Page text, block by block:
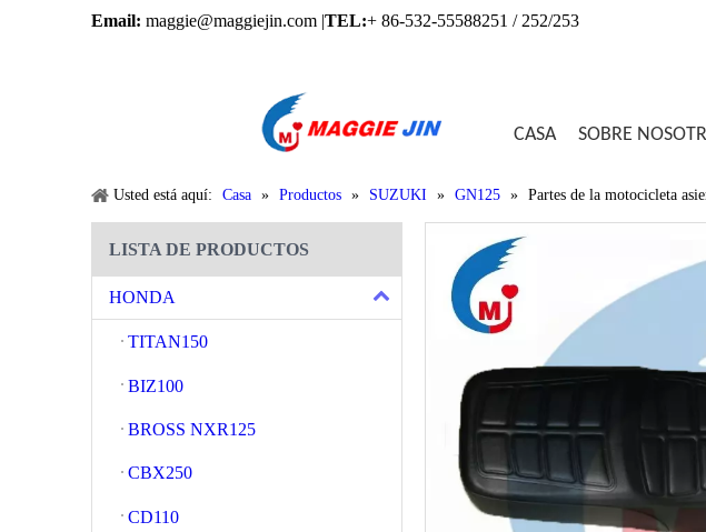
Email: maggie@maggiejin.com |TEL:+ 86-532-55588251 / 252/253
CASA SOBRE
Usted está aquí: Casa » Productos » SUZUKI » GN125 » Partes de la motocicleta
LISTA DE PRODUCTOS
HONDA
TITAN150
BIZ100
BROSS NXR125
CBX250
CD110